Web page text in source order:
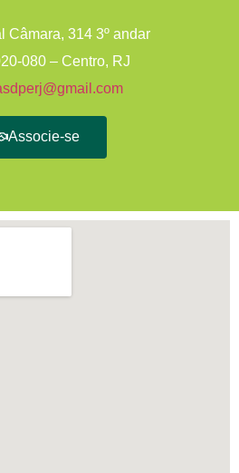
Câmara, 314 3º andar
080 – Centro, RJ
Associe-se